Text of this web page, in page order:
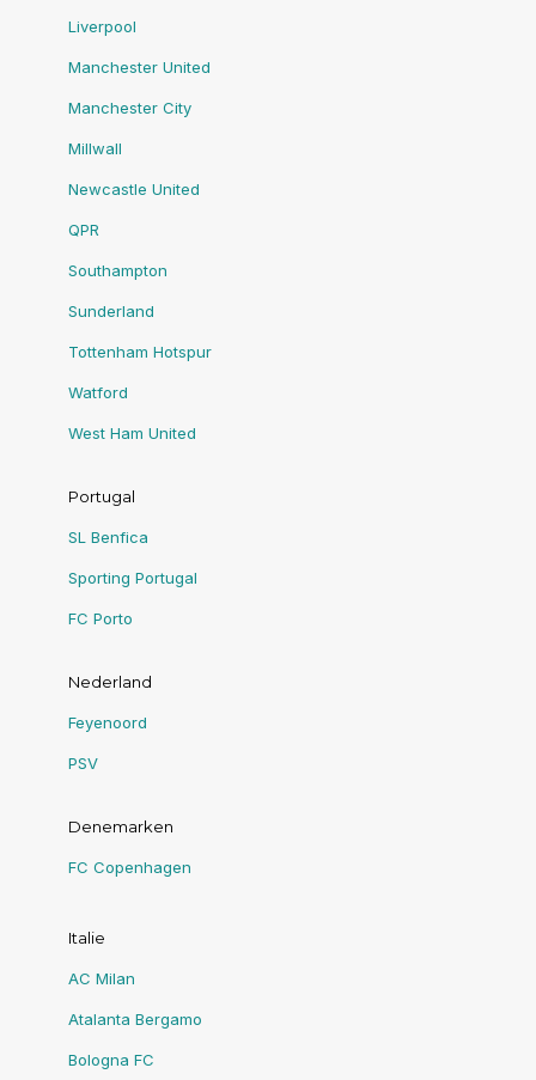
Liverpool
Manchester United
Manchester City
Millwall
Newcastle United
QPR
Southampton
Sunderland
Tottenham Hotspur
Watford
West Ham United
Portugal
SL Benfica
Sporting Portugal
FC Porto
Nederland
Feyenoord
PSV
Denemarken
FC Copenhagen
Italie
AC Milan
Atalanta Bergamo
Bologna FC